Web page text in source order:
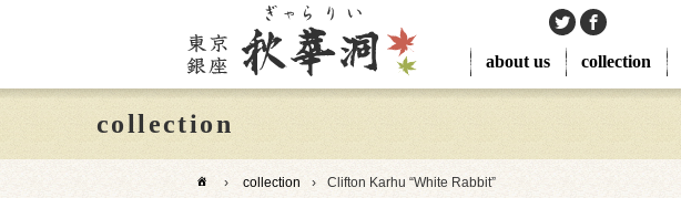
about us collection
collection
› collection › Clifton Karhu “White Rabbit”